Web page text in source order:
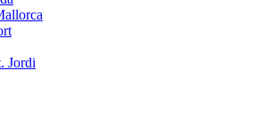
Jordi